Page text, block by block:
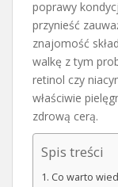
poprawy
przynieść
znajomość
walkę z tym
retinol czy
właściwie
zdrową cerą.
Spis treści
Co warto